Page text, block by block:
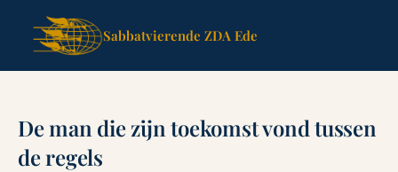
Sabbatvierende ZDA Ede
De man die zijn toekomst vond tussen
de regels